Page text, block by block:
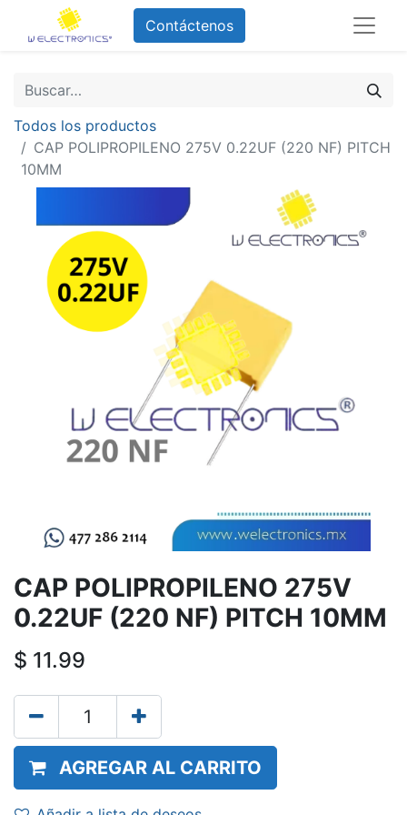
Contáctenos
Todos los productos
CAP POLIPROPILENO 275V 0.22UF (220 NF) PITCH
10MM
CAP POLIPROPILENO 275V
0.22UF (220 NF) PITCH 10MM
$ 11.99
AGREGAR AL CARRITO